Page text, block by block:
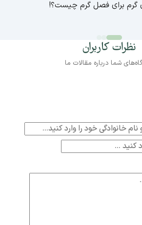
گرم برای فصل گرم چیست؟!
نظرات کاربران
شما درباره مقالات ما